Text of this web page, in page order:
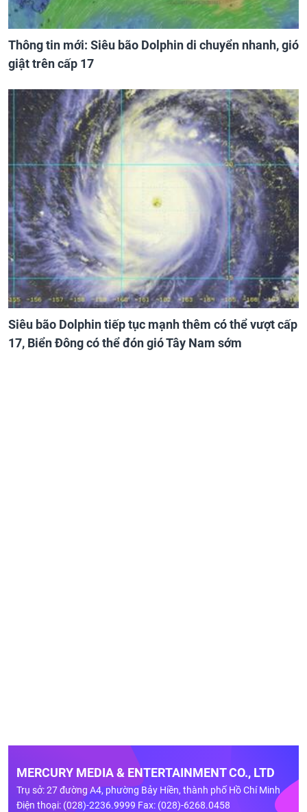
Thông tin mới: Siêu bão Dolphin di chuyển nhanh, gió
giật trên cấp 17
Siêu bão Dolphin tiếp tục mạnh thêm có thể vượt cấp
17, Biển Đông có thể đón gió Tây Nam sớm
MERCURY MEDIA & ENTERTAINMENT CO., LTD
Trụ sở: 27 đường A4, phường Bảy Hiền, thành phố Hồ Chí Minh
Điện thoại: (028)-2236.9999 Fax: (028)-6268.0458